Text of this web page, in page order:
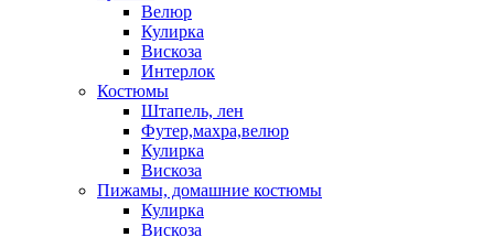
Велюр
Кулирка
Вискоза
Интерлок
Костюмы
Штапель, лен
Футер,махра,велюр
Кулирка
Вискоза
Пижамы, домашние костюмы
Кулирка
Вискоза